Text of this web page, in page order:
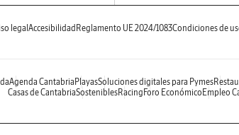
legal Accesibilidad Reglamento UE 2024/1083Condiciones de
Agenda Cantabria PlayasSoluciones digitales para Pymes
Casas de CantabriaSosteniblesRacing Foro Económico Empleo